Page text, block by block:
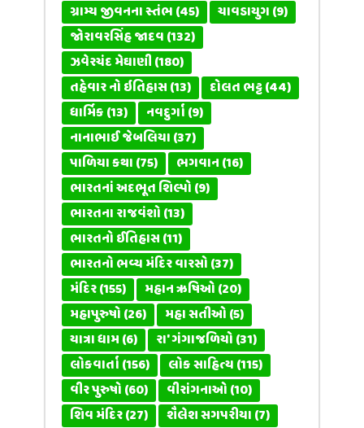
ગ્રામ્ય જીવનના સ્તંભ(45) ચાવડાયુગ(9)
જોરાવરસિંહ જાદવ(132)
ઝવેરચંદ મેઘાણી(180)
તહેવાર નો ઇતિહાસ(13) દોલત ભટ્ટ(44)
ધાર્મિક(13) નવદુર્ગા(9)
નાનાભાઈ જેબલિયા(37)
પાળિયા કથા(75) ભગવાન(16)
ભારતનાં અદભૂત શિલ્પો(9)
ભારતના રાજવંશો(13)
ભારતનો ઈતિહાસ(11)
ભારતનો ભવ્ય મંદિર વારસો(37)
મંદિર(155) મહાન ઋષિઓ(20)
મહાપુરુષો(26) મહા સતીઓ(5)
યાત્રા ધામ(6) રા' ગંગાજળિયો(31)
લોકવાર્તા(156) લોક સાહિત્ય(115)
વીર પુરુષો(60) વીરાંગનાઓ(10)
શિવ મંદિર(27) શૈલેશ સગપરીયા(7)